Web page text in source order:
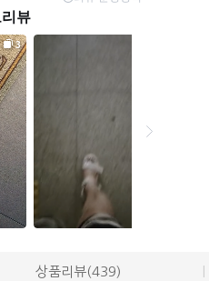
상품리뷰(439)